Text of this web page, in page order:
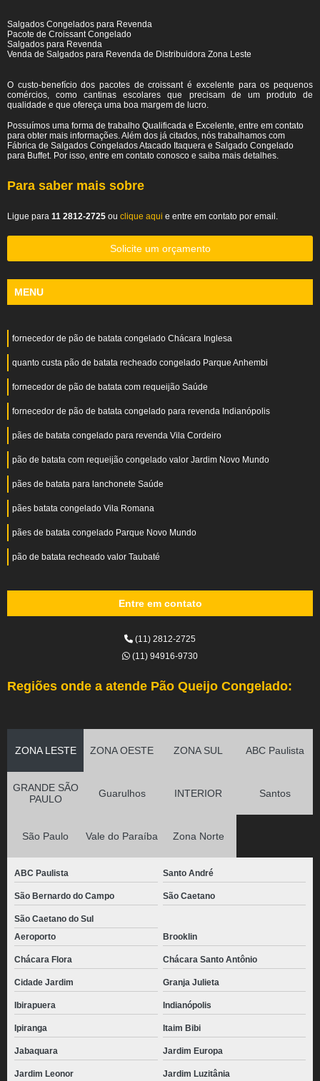
Salgados Congelados para Revenda
Pacote de Croissant Congelado
Salgados para Revenda
Venda de Salgados para Revenda de Distribuidora Zona Leste
O custo-benefício dos pacotes de croissant é excelente para os pequenos
comércios, como cantinas escolares que precisam de um produto de
qualidade e que ofereça uma boa margem de lucro.
Possuímos uma forma de trabalho Qualificada e Excelente, entre em contato
para obter mais informações. Além dos já citados, nós trabalhamos com
Fábrica de Salgados Congelados Atacado Itaquera e Salgado Congelado
para Buffet. Por isso, entre em contato conosco e saiba mais detalhes.
Para saber mais sobre
Ligue para 11 2812-2725 ou clique aqui e entre em contato por email.
Solicite um orçamento
MENU
fornecedor de pão de batata congelado Chácara Inglesa
quanto custa pão de batata recheado congelado Parque Anhembi
fornecedor de pão de batata com requeijão Saúde
fornecedor de pão de batata congelado para revenda Indianópolis
pães de batata congelado para revenda Vila Cordeiro
pão de batata com requeijão congelado valor Jardim Novo Mundo
pães de batata para lanchonete Saúde
pães batata congelado Vila Romana
pães de batata congelado Parque Novo Mundo
pão de batata recheado valor Taubaté
Entre em contato
(11) 2812-2725
(11) 94916-9730
Regiões onde a atende Pão Queijo Congelado:
ZONA LESTE ZONA OESTE ZONA SUL ABC Paulista
GRANDE SÃO
PAULO
Guarulhos INTERIOR Santos
São Paulo Vale do Paraíba Zona Norte
ABC Paulista Santo André
São Bernardo do Campo São Caetano
São Caetano do Sul
Aeroporto
Brooklin
Chácara Flora Chácara Santo Antônio
Cidade Jardim Granja Julieta
Ibirapuera Indianópolis
Ipiranga Itaim Bibi
Jabaquara Jardim Europa
Jardim Leonor Jardim Luzitânia